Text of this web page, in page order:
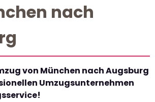
nach
von München nach Augsburg
Umzugsunternehmen